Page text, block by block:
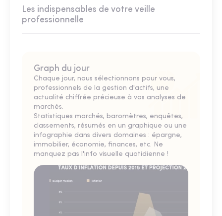
Les indispensables de votre veille
professionnelle
Graph du jour
Chaque jour, nous sélectionnons pour vous,
professionnels de la gestion d'actifs, une
actualité chiffrée précieuse à vos analyses de
marchés.
Statistiques marchés, baromètres, enquêtes,
classements, résumés en un graphique ou une
infographie dans divers domaines : épargne,
immobilier, économie, finances, etc. Ne
manquez pas l'info visuelle quotidienne !